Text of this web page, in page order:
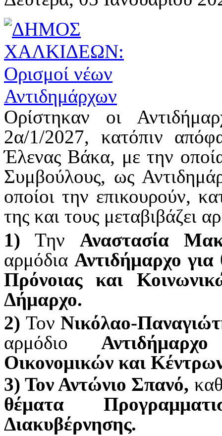
Ορίστηκαν οι
2α/1/2027, κατόπιν
Έλενας Βάκα, με την
Συμβούλους, ως
οποίοι την επικουρούν,
της και τους μεταβιβάζει
1)
ΤηνΑναστασία
αρμόδια Αντιδήμαρχο
Πρόνοιας και
Δήμαρχο.
2) Τον Νικόλαο-
αρμόδιο
Οικονομικών και
3) Τον Αντώνιο Σπανό,
θέματα
Διακυβέρνησης.